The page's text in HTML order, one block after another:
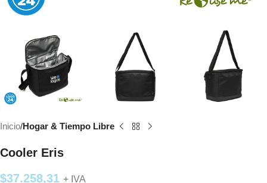
Inicio Hogar & Tiempo Libre
Cooler Eris
$37.258,31 + IVA